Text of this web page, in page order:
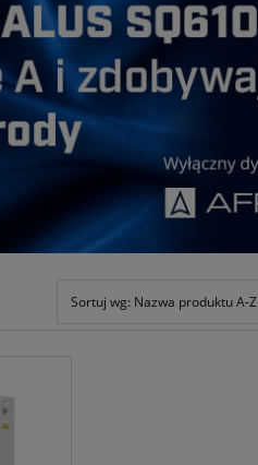
Sortuj wg: Nazwa produktu A-Z